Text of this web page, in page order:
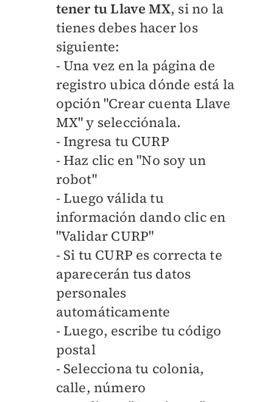
tener tu Llave MX, si no la
tienes debes hacer los
siguiente:
- Una vez en la página de
registro ubica dónde está la
opción "Crear cuenta Llave
MX" y selecciónala.
- Ingresa tu CURP
- Haz clic en "No soy un
robot"
- Luego válida tu
información dando clic en
"Validar CURP"
- Si tu CURP es correcta te
aparecerán tus datos
personales
automáticamente
- Luego, escribe tu código
postal
- Selecciona tu colonia,
calle, número